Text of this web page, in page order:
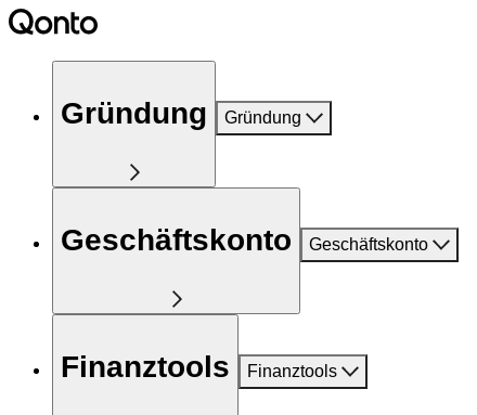
Gründung Gründung
Geschäftskonto Geschäftskonto
Finanztools Finanztools